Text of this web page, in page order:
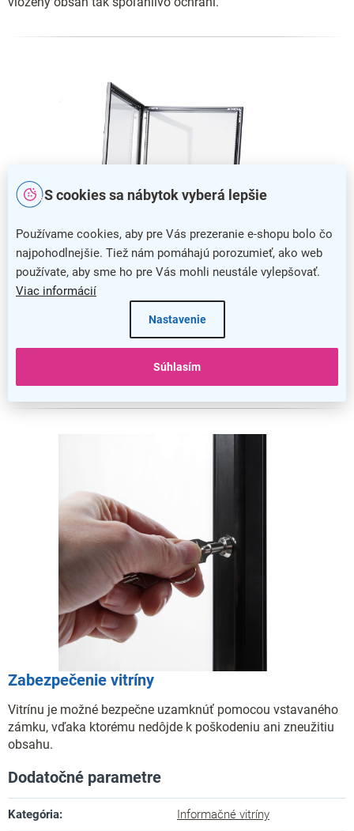
S cookies sa nábytok vyberá lepšie
Používame cookies, aby pre Vás prezeranie e-shopu bolo čo
najpohodlnejšie. Tiež nám pomáhajú porozumieť, ako web
používate, aby sme ho pre Vás mohli neustále vylepšovať.
Viac informácií
Nastavenie
Súhlasím
Jednoduchá výmena obsahu
Výmena tlačoviny nebola nikdy jednoduchšia, pretože stačí
Zabezpečenie vitríny
Vitrínu je možné bezpečne uzamknúť pomocou vstavaného
zámku, vďaka ktorému nedôjde k poškodeniu ani zneužitiu
obsahu.
Dodatočné parametre
Kategória: Informačné vitríny